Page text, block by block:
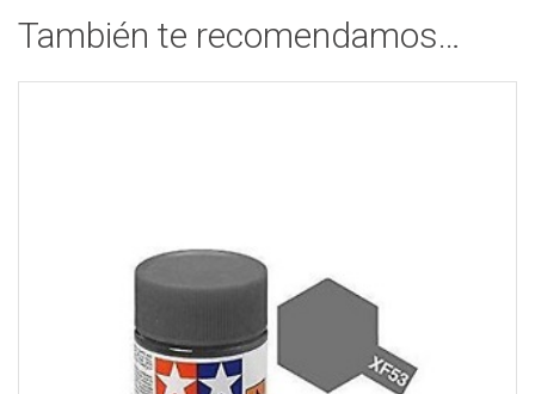
También te recomendamos…